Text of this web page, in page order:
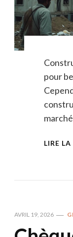
pour
LIRE
AVRIL 19, 2026